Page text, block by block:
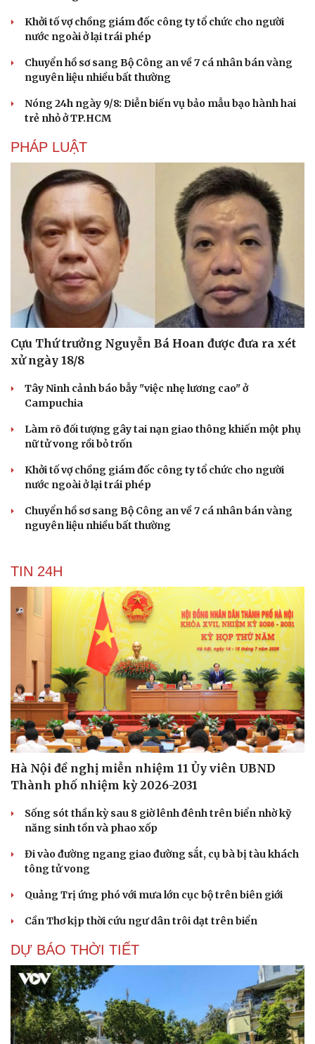
Du lịch
Săn Tour
check-in
Đọc truyện đêm khuya
Cửa sổ tình yêu
Kể chuyện cho bé
Hạt giống tâm hồn
Khởi tố vợ chồng giám đốc công ty tổ chức cho người
nước ngoài ở lại trái phép
Chuyển hồ sơ sang Bộ Công an về 7 cá nhân bán vàng
nguyên liệu nhiều bất thường
Nóng 24h ngày 9/8: Diễn biến vụ bảo mẫu bạo hành hai
trẻ nhỏ ở TP.HCM
PHÁP LUẬT
Cựu Thứ trưởng Nguyễn Bá Hoan được đưa ra xét
xử ngày 18/8
Tây Ninh cảnh báo bẫy "việc nhẹ lương cao" ở
Campuchia
Làm rõ đối tượng gây tai nạn giao thông khiến một phụ
nữ tử vong rồi bỏ trốn
Khởi tố vợ chồng giám đốc công ty tổ chức cho người
nước ngoài ở lại trái phép
Chuyển hồ sơ sang Bộ Công an về 7 cá nhân bán vàng
nguyên liệu nhiều bất thường
TIN 24H
Hà Nội đề nghị miễn nhiệm 11 Ủy viên UBND
Thành phố nhiệm kỳ 2026-2031
Sống sót thần kỳ sau 8 giờ lênh đênh trên biển nhờ kỹ
năng sinh tồn và phao xốp
Đi vào đường ngang giao đường sắt, cụ bà bị tàu khách
tông tử vong
Quảng Trị ứng phó với mưa lớn cục bộ trên biên giới
Cần Thơ kịp thời cứu ngư dân trôi dạt trên biển
DỰ BÁO THỜI TIẾT